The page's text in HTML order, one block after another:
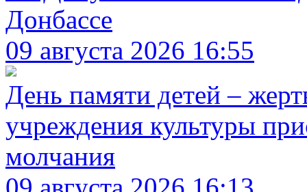
Донбассе
09 августа 2026 16:55
День памяти детей –
учреждения культуры
молчания